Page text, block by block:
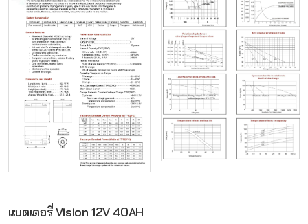
แบตเตอรี่ Vision 12V 40AH